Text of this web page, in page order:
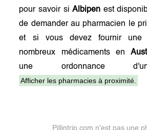
pour savoir siAlbipen est
de demander au pharmacien le
et si vous devez fournir une
nombreux médicaments en
une ordonnance
Afficher les pharmacies à proximité.
Pillintrip.com n'est pas une